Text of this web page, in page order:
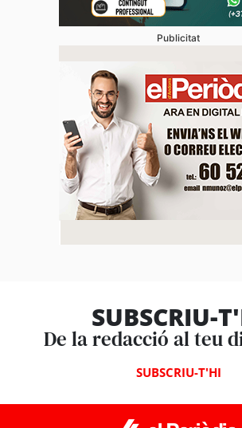
Publicitat
SUBSCRIU-
De la redacció al teu
SUBSCRIU-T'HI